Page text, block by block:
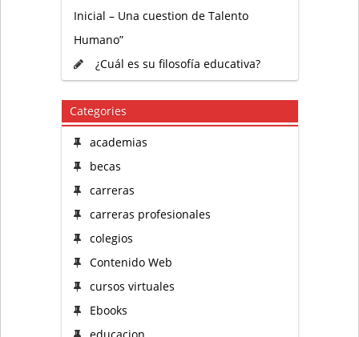
Inicial – Una cuestion de Talento
Humano”
¿Cuál es su filosofía educativa?
Categories
academias
becas
carreras
carreras profesionales
colegios
Contenido Web
cursos virtuales
Ebooks
educacion